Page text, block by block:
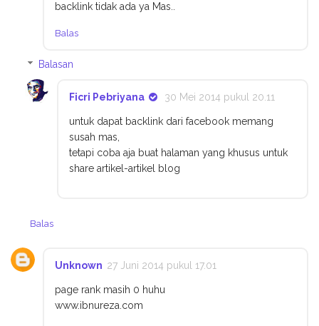
backlink tidak ada ya Mas..
Balas
Balasan
Ficri Pebriyana 30 Mei 2014 pukul 20.11
untuk dapat backlink dari facebook memang
susah mas,
tetapi coba aja buat halaman yang khusus untuk
share artikel-artikel blog
Balas
Unknown 27 Juni 2014 pukul 17.01
page rank masih 0 huhu
www.ibnureza.com